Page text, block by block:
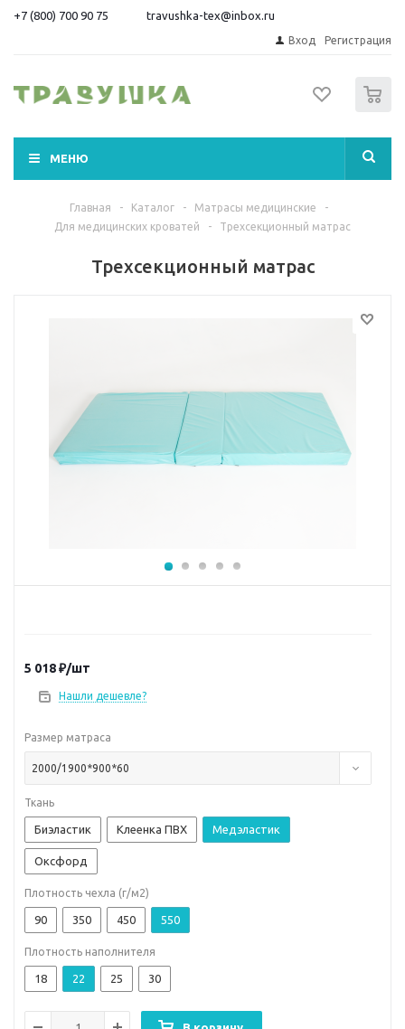
+7 (800) 700 90 75 travushka-tex@inbox.ru
Вход Регистрация
МЕНЮ
Главная - Каталог - Матрасы медицинские
-
Для медицинских кроватей
- Трехсекционный матрас
Трехсекционный матрас
5 018₽/шт
Нашли дешевле?
Размер матраса
2000/1900*900*60
Ткань
Биэластик Клеенка ПВХ Медэластик
Оксфорд
Плотность чехла (г/м2)
90 350 450 550
Плотность наполнителя
18 22 25 30